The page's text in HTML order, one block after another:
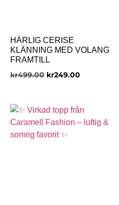
HÄRLIG CERISE
KLÄNNING MED VOLANG
FRAMTILL
kr499.00 kr249.00